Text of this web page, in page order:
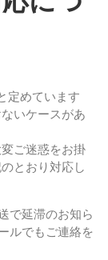
定めています
いケースがあ
ご迷惑をお掛
とおり対応し
で延滞のお知ら
ルでもご連絡を